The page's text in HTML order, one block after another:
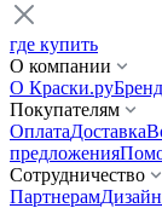
где купить
О компании
О Краски.ру
Покупателям
ОплатаДоставка
предложения
Сотрудничество
Партнерам